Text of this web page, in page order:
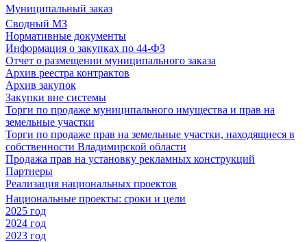
Муниципальный заказ
Сводный МЗ
Нормативные документы
Информация о закупках по 44-ФЗ
Отчет о размещении муниципального заказа
Архив реестра контрактов
Архив закупок
Закупки вне системы
Торги по продаже муниципального имущества и прав на
земельные участки
Торги по продаже прав на земельные участки, находящиеся в
собственности Владимирской области
Продажа прав на установку рекламных конструкций
Партнеры
Реализация национальных проектов
Национальные проекты: сроки и цели
2025 год
2024 год
2023 год